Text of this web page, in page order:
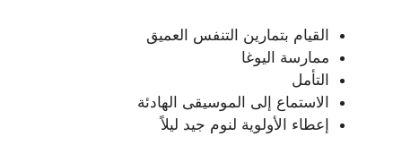
القيام بتمارين التنفس العميق
ممارسة اليوغا
التأمل
الاستماع إلى الموسيقى الهادئة
إعطاء الأولوية لنوم جيد ليلاً